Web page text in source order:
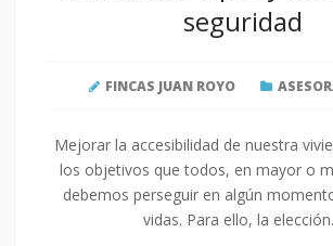
seguridad
FINCAS JUAN ROYO
Mejorar la accesibilidad de nuestra
los objetivos que todos, en mayor o
debemos perseguir en algún
vidas. Para ello, la